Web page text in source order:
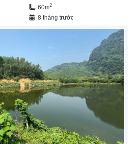
60m2
8 tháng trước